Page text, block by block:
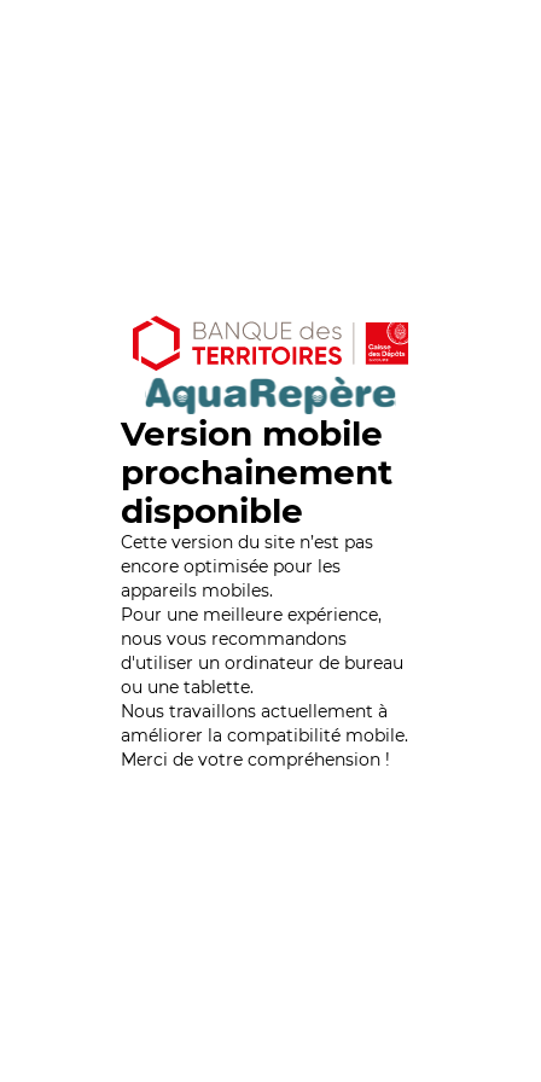
Version mobile
prochainement
disponible
Cette version du site n’est pas
encore optimisée pour les
appareils mobiles.
Pour une meilleure expérience,
nous vous recommandons
d'utiliser un ordinateur de bureau
ou une tablette.
Nous travaillons actuellement à
améliorer la compatibilité mobile.
Merci de votre compréhension !